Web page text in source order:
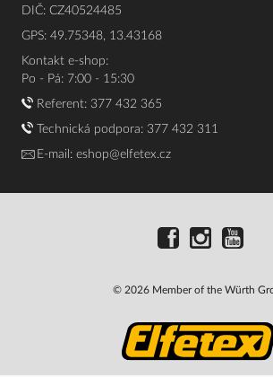
DIČ: CZ40524485
GPS: 49.75348, 13.43168
Kontakt e-shop:
Po - Pá: 7:00 - 15:30
Referent: 377 432 365
Technická podpora: 377 432 311
E-mail: eshop@elfetex.cz
© 2026 Member of the Würth